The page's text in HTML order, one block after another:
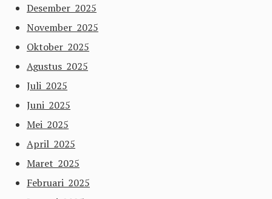
Desember 2025
November 2025
Oktober 2025
Agustus 2025
Juli 2025
Juni 2025
Mei 2025
April 2025
Maret 2025
Februari 2025